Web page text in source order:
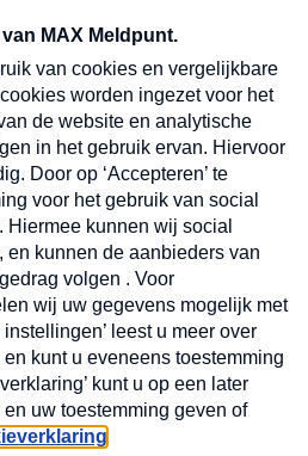
ons op
X
op de MAX
Elke maandag en